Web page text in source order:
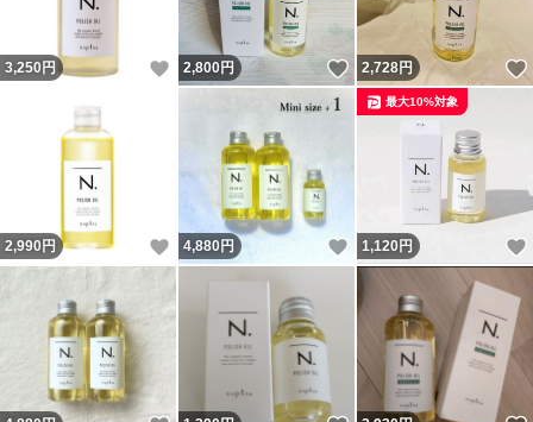
3,250 円 いいね！
2,800円 いいね！
2,728円
2,990 円 いいね！
4,880円 いいね！
1,120 円
最大10%対象